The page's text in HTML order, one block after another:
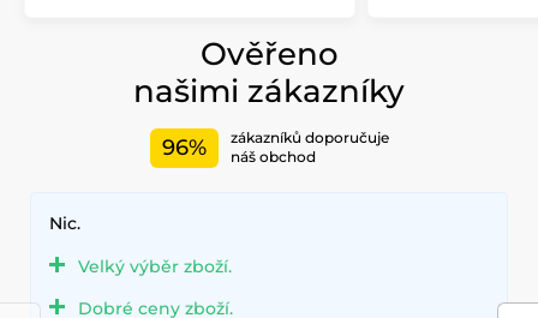
Ověřeno
našimi zákazníky
96%
zákazníků doporučuje
náš obchod
Nic.
Velký výběr zboží.
Dobré ceny zboží.